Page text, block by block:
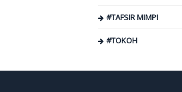
#TAFSIR MIMPI
#TOKOH